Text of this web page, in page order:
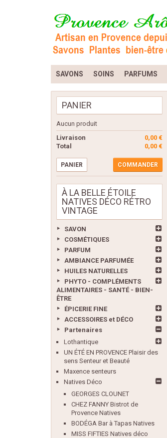
SAVONS SOINS PARFUMS
PANIER
Aucun produit
0,00 €
Livraison
0,00 €
Total
PANIER COMMANDER
À LA BELLE ÉTOILE
NATIVES DÉCO RÉTRO
VINTAGE
SAVON
COSMÉTIQUES
PARFUM
AMBIANCE PARFUMÉE
HUILES NATURELLES
PHYTO - COMPLÉMENTS
ALIMENTAIRES - SANTÉ - BIEN-
ÊTRE
ÉPICERIE FINE
ACCESSOIRES et DÉCO
Partenaires
Lothantique
UN ÉTÉ EN PROVENCE Plaisir des
sens Senteur et Beauté
Maxence senteurs
Natives Déco
GEORGES CLOUNET
CHEZ FANNY Bistrot de
Provence Natives
BODÉGA Bar à Tapas Natives
MISS FIFTIES Natives déco